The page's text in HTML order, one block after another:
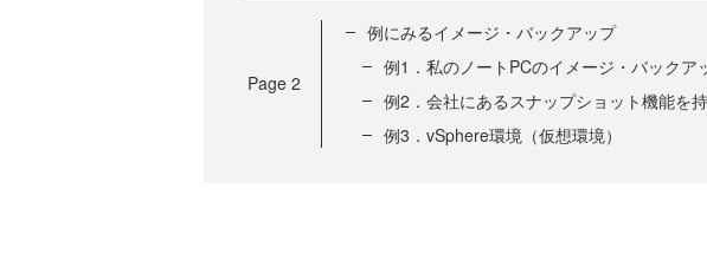
Page 2
例にみるイメージ・バックアップ
例1．私のノートPCのイメージ・バックア
例2．会社にあるスナップショット機能を
例3．vSphere環境（仮想環境）